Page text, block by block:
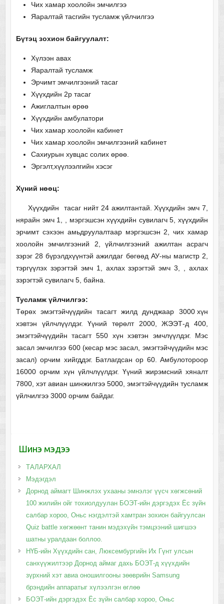
Чих хамар хоолойн эмчилгээ
Яаралтай тасгийн тусламж үйлчилгээ
Бүтэц зохион байгуулалт:
Хүлээн авах
Яаралтай тусламж
Эрчимт эмчилгээний тасаг
Хүүхдийн 2р тасаг
Ажиглалтын өрөө
Хүүхдийн амбулатори
Чих хамар хоолойн кабинет
Чих хамар хоолойн эмчилгээний кабинет
Сахиурын хувцас солих өрөө.
Эргэлт,хүүлээлгийн хэсэг
Хүний нөөц:
Хүүхдийн тасаг нийт 24 ажилтантай. Хүүхдийн эмч 7,
нярайн эмч 1, , мэргэшсэн хүүхдийн сувилагч 5, хүүхдийн
эрчимт сэхээн амьдруулалтаар мэргэшсэн 2, чих хамар
хоолойн эмчилгээний 2, үйлчилгээний ажилтан асрагч
зэрэг 28 бүрэлдхүүнтэй ажилдаг бөгөөд АУ-ны магистр 2,
тэргүүлэх зэрэгтэй эмч 1, ахлах зэрэгтэй эмч 3, , ахлах
зэрэгтэй сувилагч 5, байна.
Тусламж үйлчилгээ:
Төрөх эмэгтэйчүүдийн тасагт жилд дунджаар 3000 хүн
хэвтэн үйлчлүүлдэг. Үүний төрөлт 2000, ЖЭЭТ-д 400,
эмэгтэйчүүдийн тасагт 550 хүн хэвтэн эмчлүүлдэг. Мэс
засал эмчилгээ 600 (кесар мэс засал, эмэгтэйчүүдийн мэс
засал) орчим хийгддэг. Батлагдсан ор 60. Амбулотороор
16000 орчим хүн үйлчлүүлдэг. Үүний жирэмсний хяналт
7800, хэт авиан шинжилгээ 5000, эмэгтэйчүүдийн тусламж
үйлчилгээ 3000 орчим байдаг.
Шинэ мэдээ
ТАЛАРХАЛ
Мэдэгдэл
Дорнод аймагт Шинжлэх ухааны эмнэлэг үүсч хөгжсөний
100 жилийн ойг тохиолдуулан БОЭТ-ийн дэргэдэх Ёс зүйн
салбар хороо, Оньс нэгдэлтэй хамтран зохион байгуулсан
Quiz battle хөгжөөнт танин мэдэхүйн тэмцээний шигшээ
шатны уралдаан боллоо.
НҮБ-ийн Хүүхдийн сан, Люксембургийн Их Гүнт улсын
санхүүжилтээр Дорнод аймаг дахь БОЭТ-д хүүхдийн
зүрхний хэт авиа оношилгооны зөөврийн Samsung
брэндийн аппаратыг хүлээлгэн өглөө
БОЭТ-ийн дэргэдэх Ёс зүйн салбар хороо, Оньс